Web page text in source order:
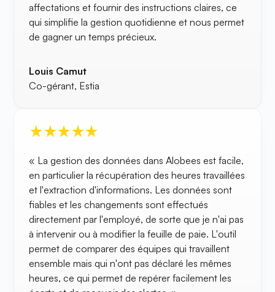
affectations et fournir des instructions claires, ce
qui simplifie la gestion quotidienne et nous permet
de gagner un temps précieux.
Louis Camut
Co-gérant, Estia
« La gestion des données dans Alobees est facile,
en particulier la récupération des heures travaillées
et l'extraction d'informations. Les données sont
fiables et les changements sont effectués
directement par l'employé, de sorte que je n'ai pas
à intervenir ou à modifier la feuille de paie. L'outil
permet de comparer des équipes qui travaillent
ensemble mais qui n'ont pas déclaré les mêmes
heures, ce qui permet de repérer facilement les